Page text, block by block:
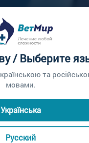
/ Выберите
та
мовами.
Українська
Русский
врачу /
У
2